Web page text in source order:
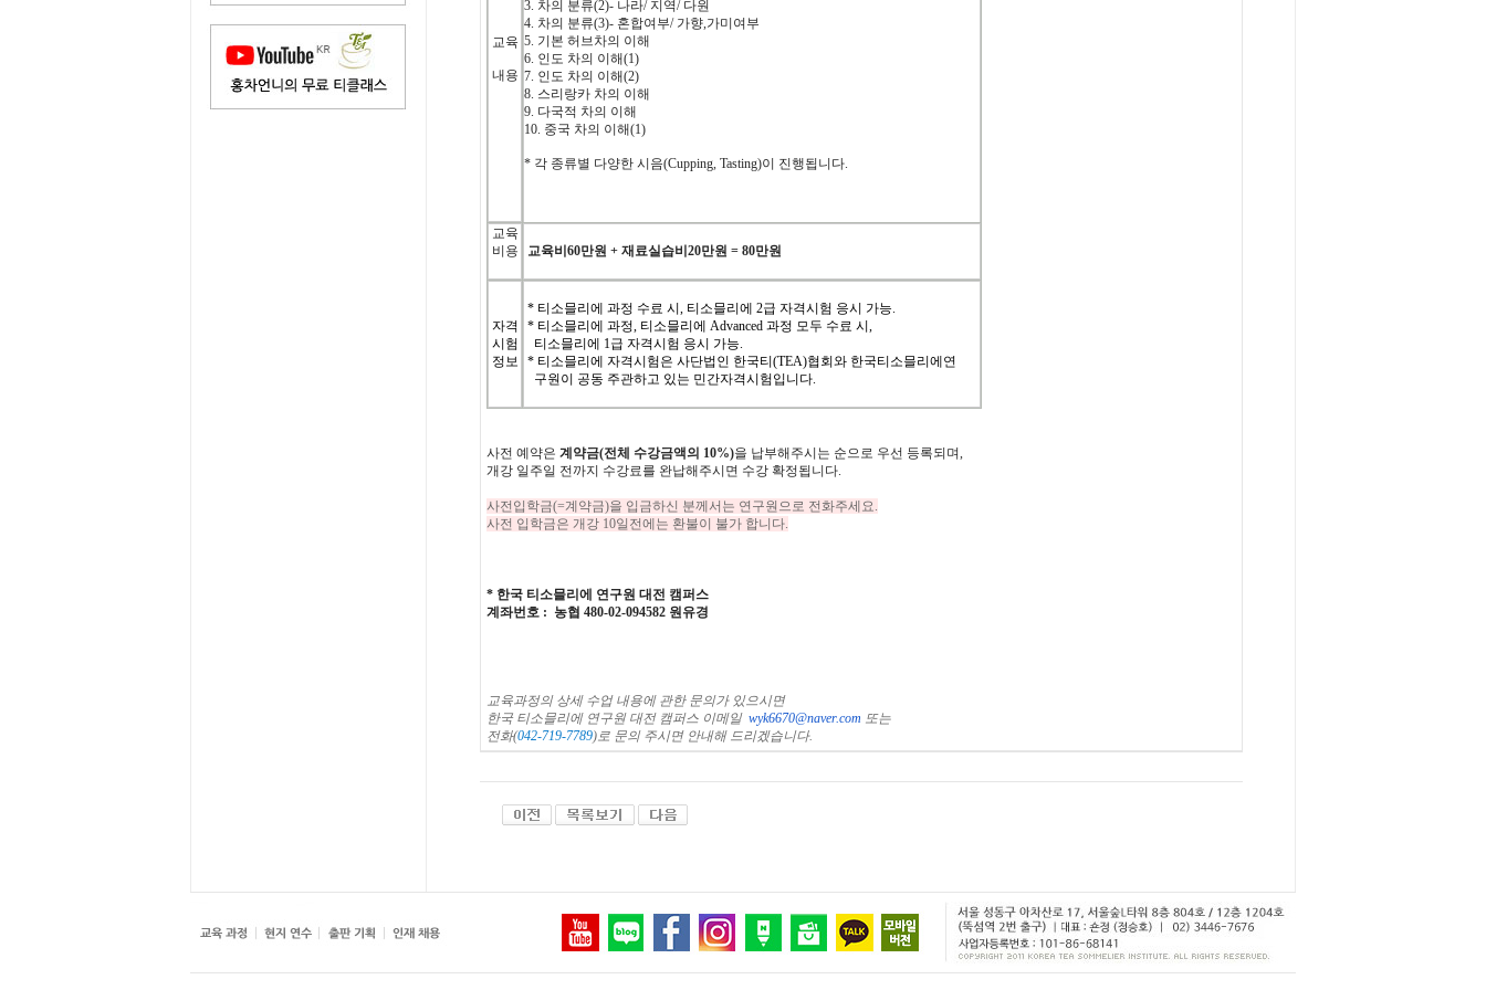
교육
내용
3. 차의 분류(2)- 나라/ 지역/ 다원
4. 차의 분류(3)- 혼합여부/ 가향,가미여부
5. 기본 허브차의 이해
6. 인도 차의 이해(1)
7. 인도 차의 이해(2)
8. 스리랑카 차의 이해
9. 다국적 차의 이해
10. 중국 차의 이해(1)
* 각 종류별 다양한 시음(Cupping, Tasting)이 진행됩니다.
교육
비용
교육비60만원 + 재료실습비20만원 = 80만원
자격
시험
정보
* 티소믈리에 과정 수료 시, 티소믈리에 2급 자격시험 응시 가능.
* 티소믈리에 과정, 티소믈리에 Advanced 과정 모두 수료 시,
티소믈리에 1급 자격시험 응시 가능.
* 티소믈리에 자격시험은 사단법인 한국티(TEA)협회와 한국티소믈리에연
구원이 공동 주관하고 있는 민간자격시험입니다.
사전 예약은 계약금(전체 수강금액의 10%)을 납부해주시는 순으로 우선 등록되며,
개강 일주일 전까지 수강료를 완납해주시면 수강 확정됩니 다.
사전입학금(=계약금)을 입금하신 분께서는 연구원으로 전화주세요.
사전 입학금은 개강 10일전에는 환불이 불가 합니다.
* 한국 티소믈리에 연구원 대전 캠퍼스
계좌번호 : 농협 480-02-094582 원유경
교육과정의 상세 수업 내용에 관한 문의가 있으시면
한국 티소믈리에 연구원대전캠퍼스 이메일 wyk6670@naver.com 또는
전화(042-719-7789)로 문의 주시면 안내해 드리겠습니다.